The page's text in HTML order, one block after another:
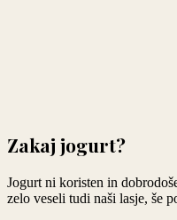
Zakaj jogurt?
Jogurt ni koristen in
zelo veseli tudi naši lasje, še